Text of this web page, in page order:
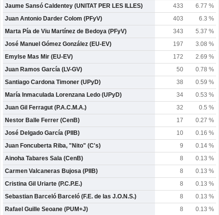
Jaume Sansó Caldentey (UNITAT PER LES ILLES)
433
6.77 %
Juan Antonio Darder Colom (PFyV)
403
6.3 %
Marta Pía de Viu Martínez de Bedoya (PFyV)
343
5.37 %
José Manuel Gómez González (EU-EV)
197
3.08 %
Emylse Mas Mir (EU-EV)
172
2.69 %
Juan Ramos García (LV-GV)
50
0.78 %
Santiago Cardona Timoner (UPyD)
38
0.59 %
María Inmaculada Lorenzana Ledo (UPyD)
34
0.53 %
Juan Gil Ferragut (P.A.C.M.A.)
32
0.5 %
Nestor Balle Ferrer (CenB)
17
0.27 %
José Delgado García (PIIB)
10
0.16 %
Juan Foncuberta Riba, "Nito" (C's)
9
0.14 %
Ainoha Tabares Sala (CenB)
8
0.13 %
Carmen Valcaneras Bujosa (PIIB)
8
0.13 %
Cristina Gil Uriarte (P.C.P.E.)
8
0.13 %
Sebastian Barceló Barceló (F.E. de las J.O.N.S.)
8
0.13 %
Rafael Guille Seoane (PUM+J)
8
0.13 %